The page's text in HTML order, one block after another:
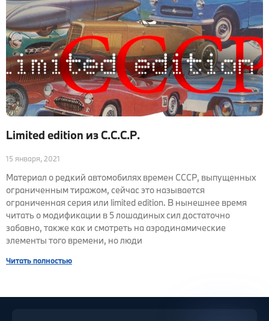
Limited edition из С.С.С.Р.
15 января, 2021
Материал о редкий автомобилях времен СССР, выпущенных
ограниченным тиражом, сейчас это называется
ограниченная серия или limited edition. В нынешнее время
читать о модификации в 5 лошадиных сил достаточно
забавно, также как и смотреть на аэродинамические
элементы того времени, но люди
Читать полностью